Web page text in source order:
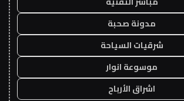
مدونة صحبة
شرقيات السياحة
موسوعة انوار
اشراق الأرباح